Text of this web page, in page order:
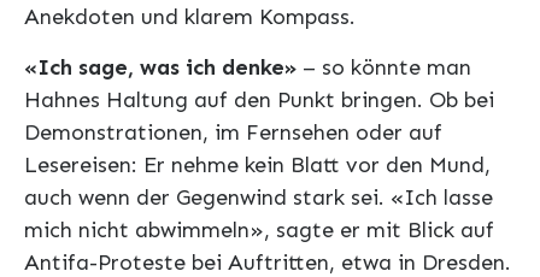
Anekdoten und klarem Kompass.
«Ich sage, was ich denke» – so könnte man
Hahnes Haltung auf den Punkt bringen. Ob bei
Demonstrationen, im Fernsehen oder auf
Lesereisen: Er nehme kein Blatt vor den Mund,
auch wenn der Gegenwind stark sei. «Ich lasse
mich nicht abwimmeln», sagte er mit Blick auf
Antifa-Proteste bei Auftritten, etwa in Dresden.